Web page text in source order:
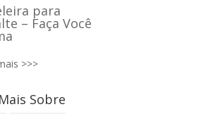
para
– Faça Você
>>>
Sobre